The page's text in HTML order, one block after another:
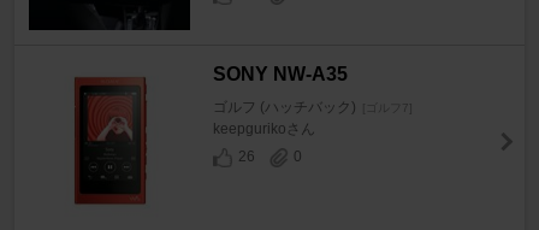
SONY NW-A35
ゴルフ (ハッチバック) [ゴルフ7]
keepgurikoさん
26
0